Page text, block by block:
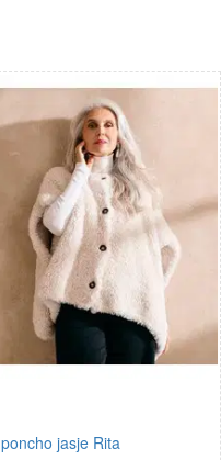
poncho jasje Rita